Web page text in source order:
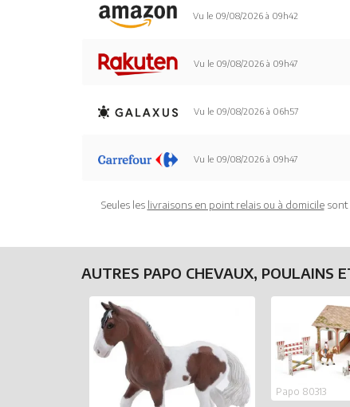
Vu le 09/08/2026 à 09h42
Vu le 09/08/2026 à 09h47
Vu le 09/08/2026 à 06h57
Vu le 09/08/2026 à 09h47
Seules les livraisons en point relais ou à domicilesont
AUTRES PAPO CHEVAUX, POULAINS
Papo 80313